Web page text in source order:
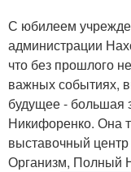
С юбилеем
администрации
что без прошлого
важных событиях,
будущее - большая
Никифоренко. Она
выставочный
Организм, Полный